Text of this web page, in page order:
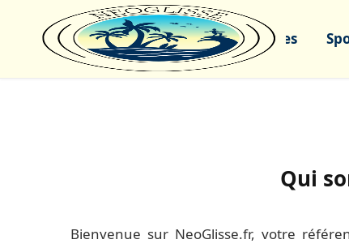
Sports nautiques
Qui
Bienvenue sur NeoGlisse.fr, votre